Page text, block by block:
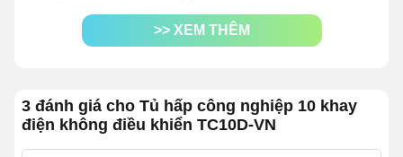
Tủ cơm 10 khay điện không điều khiển được đánh giá
là một trong những vật dụng nhà bếp hữu ích bậc nhất
cụ thể như:
1.1 Cấu tạo tủ nhiều tính năng
>> XEM THÊM
3 đánh giá cho Tủ hấp công nghiệp 10 khay
điện không điều khiển TC10D-VN